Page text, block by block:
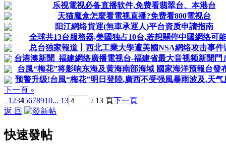
乐视電视必备直播软件,免费看翡翠台、本港台
天猫魔盒怎麼看電视直播?免费看800電视台
阳江網络貨運(無車承運人)平台資质申請指南
全球共13台服務器,美國独占10台,若想關停中國網络可
总台独家報道丨西北工業大學遭美國NSA網络攻击事件
台港澳新聞_福建網络廣播電视台-福建省最大音视频新聞門
台風“梅花”将影响东海及黄海南部海域 國家海洋预報台發
预警升级!台風“梅花”明日登陸,廣西不受强風暴雨波及,天气
下一頁 »
1 2345678910... 13 / 13 頁下一頁
返 回
快速發帖